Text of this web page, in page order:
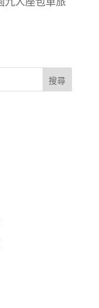
搜尋